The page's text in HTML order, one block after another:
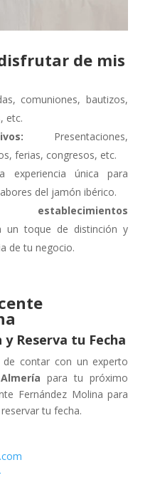
de mis
comuniones, bautizos,
etc.
Presentaciones,
ferias, congresos, etc.
experiencia única para
del jamón ibérico.
un toque de distinción y
de tu negocio.
Reserva tu Fecha
contar con un experto
para tu próximo
Fernández Molina para
tu fecha.